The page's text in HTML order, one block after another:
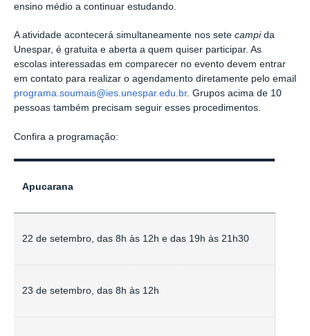
ensino médio a continuar estudando.
A atividade acontecerá simultaneamente nos sete campi da
Unespar, é gratuita e aberta a quem quiser participar. As
escolas interessadas em comparecer no evento devem entrar
em contato para realizar o agendamento diretamente pelo email
programa.soumais@ies.unespar.edu.br. Grupos acima de 10
pessoas também precisam seguir esses procedimentos.
Confira a programação:
Apucarana
22 de setembro, das 8h às 12h e das 19h às 21h30
23 de setembro, das 8h às 12h